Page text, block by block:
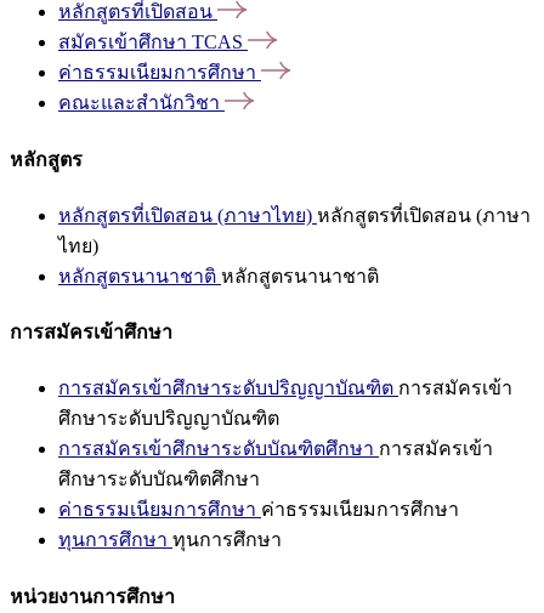
หลักสูตรที่เปิดสอน
สมัครเข้าศึกษา TCAS
ค่าธรรมเนียมการศึกษา
คณะและสำนักวิชา
หลักสูตร
หลักสูตรที่เปิดสอน (ภาษาไทย) หลักสูตรที่เปิดสอน (ภาษา
ไทย)
หลักสูตรนานาชาติ หลักสูตรนานาชาติ
การสมัครเข้าศึกษา
การสมัครเข้าศึกษาระดับปริญญาบัณฑิต การสมัครเข้า
ศึกษาระดับปริญญาบัณฑิต
การสมัครเข้าศึกษาระดับบัณฑิตศึกษา การสมัครเข้า
ศึกษาระดับบัณฑิตศึกษา
ค่าธรรมเนียมการศึกษา ค่าธรรมเนียมการศึกษา
ทุนการศึกษา ทุนการศึกษา
หน่วยงานการศึกษา